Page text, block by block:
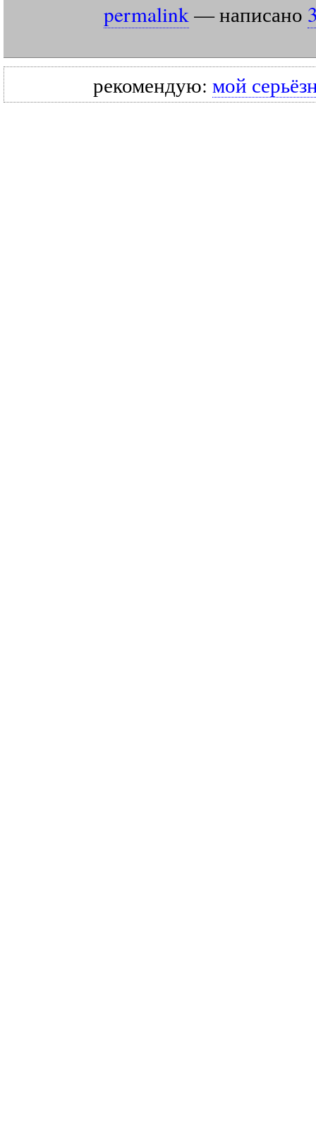
permalink— написано
рекомендую: мой